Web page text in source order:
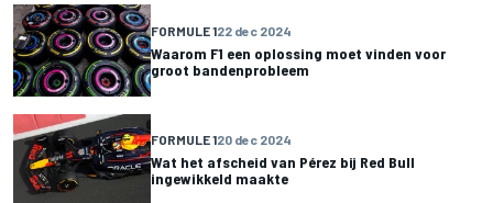
FORMULE 122 dec 2024
Waarom F1 een oplossing moet vinden voor
groot bandenprobleem
FORMULE 120 dec 2024
Wat het afscheid van Pérez bij Red Bull
ingewikkeld maakte